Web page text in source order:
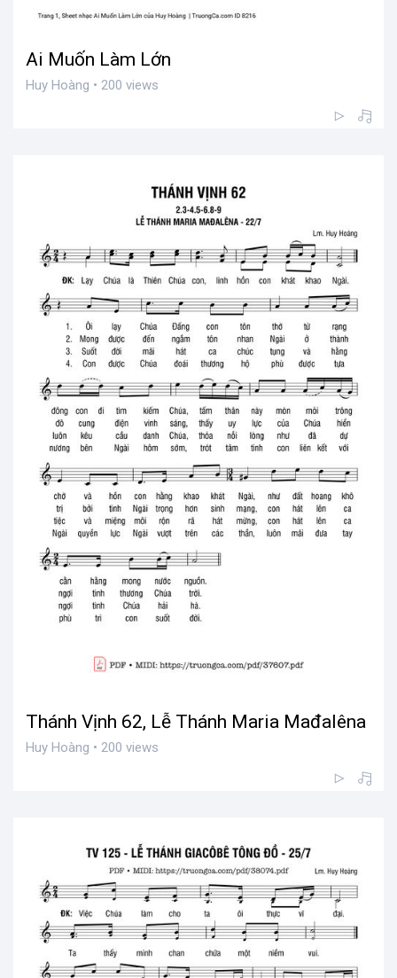
Ai Muốn Làm Lớn
Huy Hoàng • 200 views
Thánh Vịnh 62, Lễ Thánh Maria Mađalêna
Huy Hoàng • 200 views